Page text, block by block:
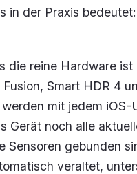
in der Praxis
die reine Hardware
Fusion, Smart HDR 4
werden mit jedem
Gerät noch alle
Sensoren gebunden
veraltet,